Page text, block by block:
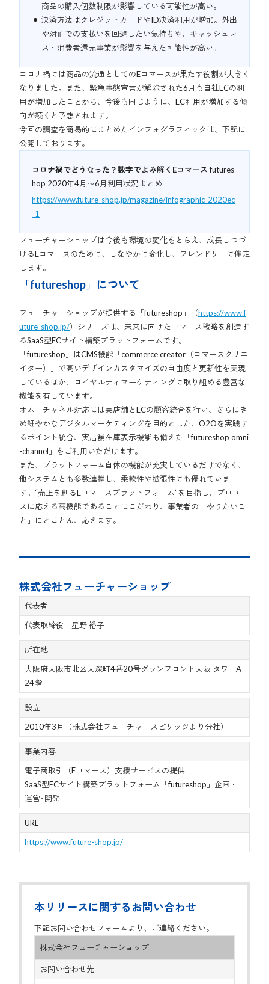
商品の購入個数制限が影響している可能性が高い。
決済方法はクレジットカードやID決済利用が増加。外出
や対面での支払いを回避したい気持ちや、キャッシュレ
ス・消費者還元事業が影響を与えた可能性が高い。
コロナ禍には商品の流通としてのEコマースが果たす役割が大きく
なりました。また、緊急事態宣言が解除された6月も自社ECの利
用が増加したことから、今後も同じように、EC利用が増加する傾
向が続くと予想されます。
今回の調査を簡易的にまとめたインフォグラフィックは、下記に
公開しております。
コロナ禍でどうなった？数字でよみ解くEコマースfutures
hop 2020年4月〜6月利用状況まとめ
https://www.future-shop.jp/magazine/infographic-2020ec
-1
フューチャーショップは今後も環境の変化をとらえ、成長しつづ
けるEコマースのために、しなやかに変化し、フレンドリーに伴走
します。
「futureshop」について
フューチャーショップが提供する「futureshop」（https://www.f
uture-shop.jp/）シリーズは、未来に向けたコマース戦略を創造す
るSaaS型ECサイト構築プラットフォームです。
「futureshop」はCMS機能「commerce creator（コマースクリエ
イター）」で高いデザインカスタマイズの自由度と更新性を実現
しているほか、ロイヤルティマーケティングに取り組める豊富な
機能を有しています。
オムニチャネル対応には実店舗とECの顧客統合を行い、さらにき
め細やかなデジタルマーケティングを目的とした、O2Oを実践す
るポイント統合、実店舗在庫表示機能も備えた「futureshop omni
-channel」をご利用いただけます。
また、プラットフォーム自体の機能が充実しているだけでなく、
他システムとも多数連携し、柔軟性や拡張性にも優れていま
す。“売上を創るEコマースプラットフォーム”を目指し、プロユー
スに応える高機能であることにこだわり、事業者の「やりたいこ
と」にとことん、応えます。
株式会社フューチャーショップ
代表者
代表取締役 星野 裕子
所在地
大阪府大阪市北区大深町4番20号グランフロント大阪 タワーA
24階
設立
2010年3月（株式会社フューチャースピリッツより分社）
事業内容
電子商取引（Eコマース）支援サービスの提供
SaaS型ECサイト構築プラットフォーム「futureshop」企画・
運営･開発
URL
https://www.future-shop.jp/
本リリースに関するお問い合わせ
下記お問い合わせフォームより、ご連絡ください。
株式会社フューチャーショップ
お問い合わせ先